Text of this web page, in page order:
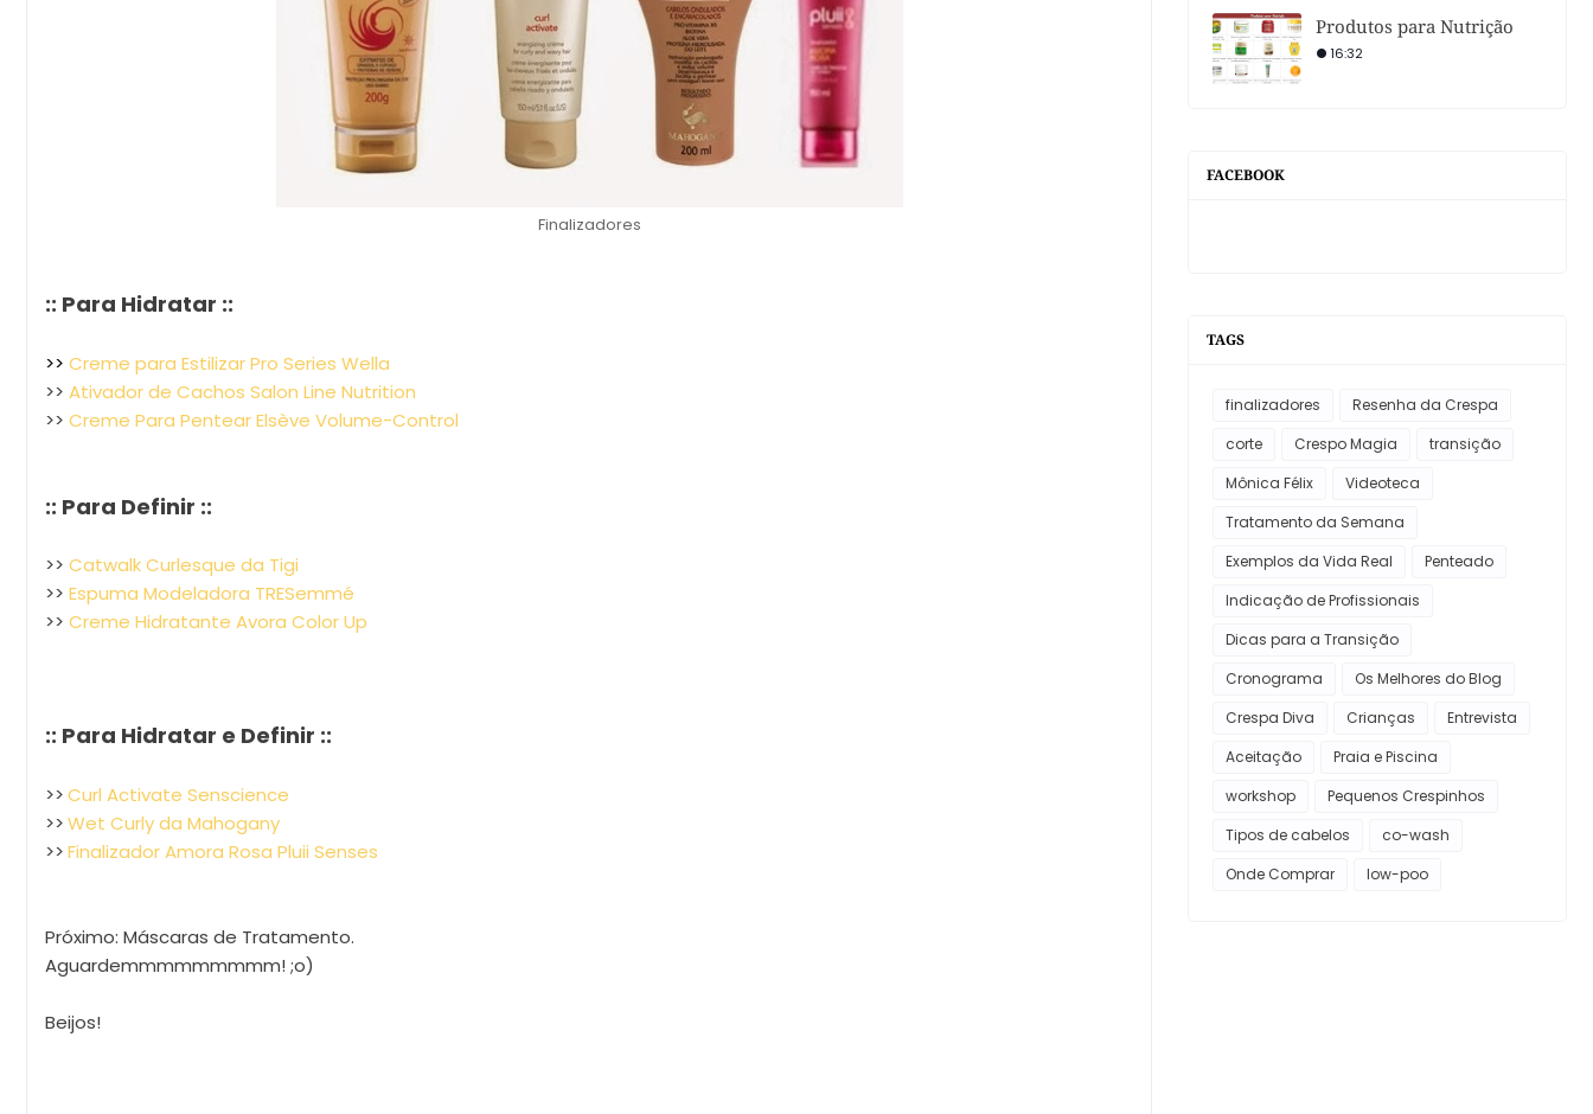
Finalizadores
:: Para Hidratar ::
>> Creme para Estilizar Pro Series Wella
>> Ativador de Cachos Salon Line Nutrition
>> Creme Para Pentear Elsève Volume-Control
:: Para Definir ::
>> Catwalk Curlesque da Tigi
>> Espuma Modeladora TRESemmé
>> Creme Hidratante Avora Color Up
:: Para Hidratar e Definir ::
>>Curl Activate Senscience
>>Wet Curly da Mahogany
>>Finalizador Amora Rosa Pluii Senses
Próximo: Máscaras de Tratamento.
Aguardemmmmmmmmm! ;o)
Beijos!
Produtos para Nutrição
16:32
FACEBOOK
TAGS
finalizadores
Resenha da Crespa
corte
Crespo Magia
transição
Mônica Félix
Videoteca
Tratamento da Semana
Exemplos da Vida Real
Penteado
Indicação de Profissionais
Dicas para a Transição
Cronograma
Os Melhores do Blog
Crespa Diva
Crianças
Entrevista
Aceitação
Praia e Piscina
workshop
Pequenos Crespinhos
Tipos de cabelos
co-wash
Onde Comprar
low-poo